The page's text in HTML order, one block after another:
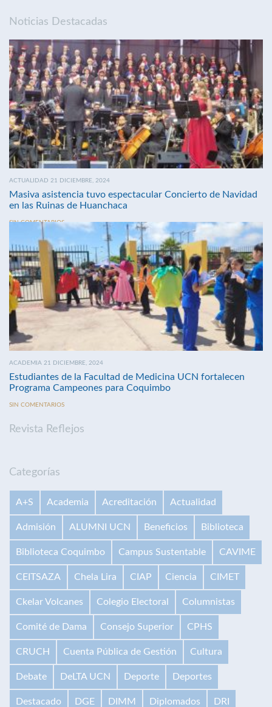
Noticias Destacadas
ACTUALIDAD 21 DICIEMBRE, 2024
Masiva asistencia tuvo espectacular Concierto de Navidad
en las Ruinas de Huanchaca
SIN COMENTARIOS
ACADEMIA 21 DICIEMBRE, 2024
Estudiantes de la Facultad de Medicina UCN fortalecen
Programa Campeones para Coquimbo
SIN COMENTARIOS
Revista Reflejos
Categorías
A+S Academia Acreditación Actualidad
Admisión ALUMNI UCN Beneficios Biblioteca
Biblioteca Coquimbo Campus Sustentable CAVIME
CEITSAZA Chela Lira CIAP Ciencia CIMET
Ckelar Volcanes Colegio Electoral Columnistas
Comité de Dama Consejo Superior CPHS
CRUCH Cuenta Pública de Gestión Cultura
Debate DeLTA UCN Deporte Deportes
Destacado DGE DIMM Diplomados DRI